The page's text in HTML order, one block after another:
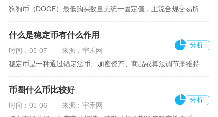
狗狗币（DOGE）最低购买数量无统一固定值，主流合规交易所的最低买入门槛多以金额为单位，常见区间为0.5至1USDT，部分平台按数量限制则最低为10DOGE，实际可买入极小单位（如0.01DOGE），但需以平台实时规则为准。币安现货DOGE/USDT交易对明确标注最小买入金额为1USDT，按当前价格约可买入10余枚DOGE，下单时需满足该金额要求方可成交；欧易OKX对DOGE/USDT的最小委托数量设定为10DOGE，按市价折算约需0.8至1.5USDT，数量不足10枚的委托
什么是稳定币有什么作用
时间：05-07
来源：宇禾网
稳定币是一种通过锚定法币、加密资产、商品或算法调节来维持价格相对稳定的加密货币，核心是解决比特币、以太坊等主流加密币价格剧烈波动的痛点，兼具区块链的高效转账、可编程性与法币的价值稳定性，是连接传统金融与加密经济的关键桥梁。目前全球稳定币总市值超2500亿美元，其中超99%锚定美元，USDT、USDC等法币抵押型稳定币占据市场主导地位，成为加密世界的“数字美元本位”。稳定币的核心作用首先是充当加密市场的交易媒介与避险工具。比特币、以太坊单日涨跌常超10%，难以作为日常交易与价值
分析
币圈什么币比较好
时间：03-06
来源：宇禾网
分析